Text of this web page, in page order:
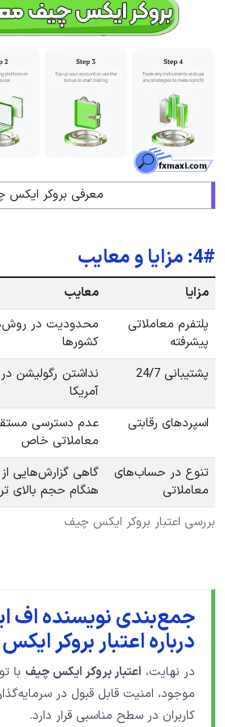
معرفی بروکر ایکس
4#: مزایا و معایب
بررسی اعتبار بروکر ایکس چیف
مزایا
معایب
پلتفرم معاملاتی
پیشرفته
محدودیت در
کشورها
پشتیبانی 24/7
نداشتن رگولیشن
آمریکا
اسپردهای رقابتی
عدم دسترسی
معاملاتی خاص
تنوع در حساب‌های
معاملاتی​
گاهی گزارش‌هایی
هنگام حجم بالای
جمع‌بندی نویسنده اف
درباره اعتبار بروکر
در نهایت، اعتبار بروکر ایکس چیف با
موجود، امنیت قابل قبول در
کاربران در سطح مناسبی قرار دارد.